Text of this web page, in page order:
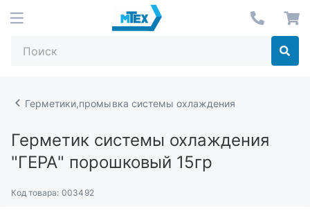
Герметики,промывка системы охлаждения
Герметик системы охлаждения
"ГЕРА" порошковый 15гр
Код товара: 003492